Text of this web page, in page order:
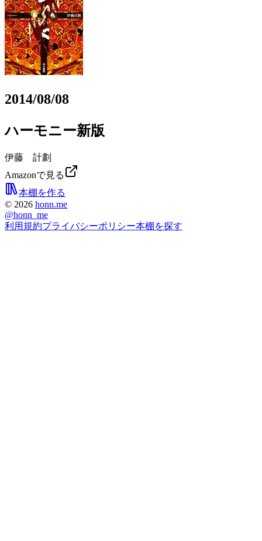
2014/08/08
ハーモニー新版
伊藤 計劃
Amazonで見る
本棚を作る
© 2026 honn.me
@honn_me
利用規約プライバシーポリシー本棚を探す